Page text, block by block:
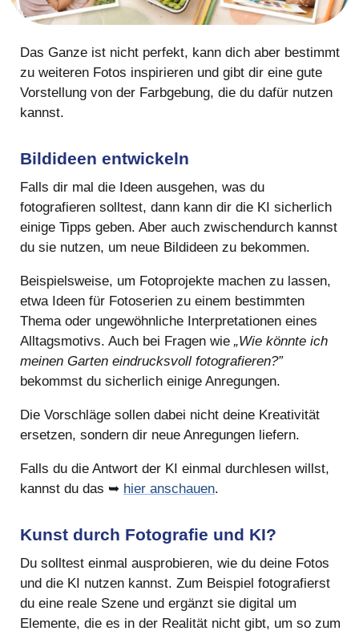
Das Ganze ist nicht perfekt, kann dich aber bestimmt
zu weiteren Fotos inspirieren und gibt dir eine gute
Vorstellung von der Farbgebung, die du dafür nutzen
kannst.
Bildideen entwickeln
Falls dir mal die Ideen ausgehen, was du
fotografieren solltest, dann kann dir die KI sicherlich
einige Tipps geben. Aber auch zwischendurch kannst
du sie nutzen, um neue Bildideen zu bekommen.
Beispielsweise, um Fotoprojekte machen zu lassen,
etwa Ideen für Fotoserien zu einem bestimmten
Thema oder ungewöhnliche Interpretationen eines
Alltagsmotivs. Auch bei Fragen wie „Wie könnte ich
meinen Garten eindrucksvoll fotografieren?”
bekommst du sicherlich einige Anregungen.
Die Vorschläge sollen dabei nicht deine Kreativität
ersetzen, sondern dir neue Anregungen liefern.
Falls du die Antwort der KI einmal durchlesen willst,
kannst du das ➥ hier anschauen.
Kunst durch Fotografie und KI?
Du solltest einmal ausprobieren, wie du deine Fotos
und die KI nutzen kannst. Zum Beispiel fotografierst
du eine reale Szene und ergänzt sie digital um
Elemente, die es in der Realität nicht gibt, um so zum